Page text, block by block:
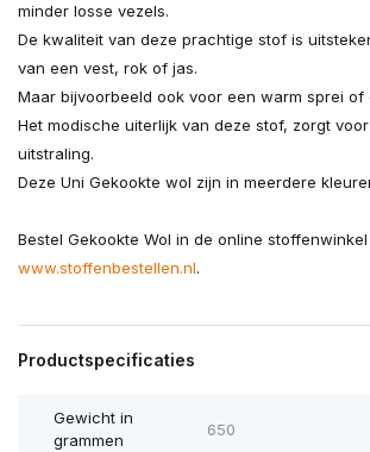
minder losse vezels.
De kwaliteit van deze prachtige stof is
van een vest, rok of jas.
Maar bijvoorbeeld ook voor een warm sprei of
Het modische uiterlijk van deze stof, zorgt
uitstraling.
Deze Uni Gekookte wol zijn in meerdere
Bestel Gekookte Wol in de online
www.stoffenbestellen.nl.
Productspecificaties
Gewicht in
grammen
650